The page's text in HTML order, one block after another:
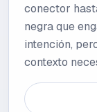
conector
negra que
intención,
contexto